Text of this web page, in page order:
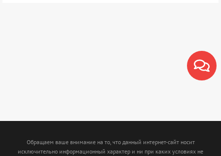
Обращаем ваше внимание на то, что данный интернет-сайт носит
исключительно информационный характер и ни при каких условиях не